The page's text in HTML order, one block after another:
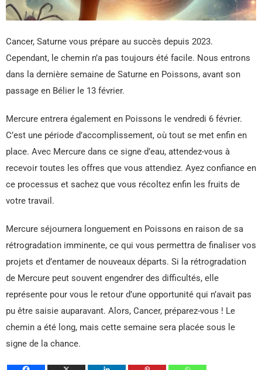
Cancer, Saturne vous prépare au succès depuis 2023.
Cependant, le chemin n’a pas toujours été facile. Nous entrons
dans la dernière semaine de Saturne en Poissons, avant son
passage en Bélier le 13 février.
Mercure entrera également en Poissons le vendredi 6 février.
C’est une période d’accomplissement, où tout se met enfin en
place. Avec Mercure dans ce signe d’eau, attendez-vous à
recevoir toutes les offres que vous attendiez. Ayez confiance en
ce processus et sachez que vous récoltez enfin les fruits de
votre travail.
Mercure séjournera longuement en Poissons en raison de sa
rétrogradation imminente, ce qui vous permettra de finaliser vos
projets et d’entamer de nouveaux départs. Si la rétrogradation
de Mercure peut souvent engendrer des difficultés, elle
représente pour vous le retour d’une opportunité qui n’avait pas
pu être saisie auparavant. Alors, Cancer, préparez-vous ! Le
chemin a été long, mais cette semaine sera placée sous le
signe de la chance.